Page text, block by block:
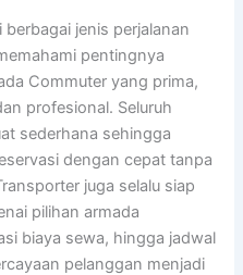
jenis perjalanan
pentingnya
Commuter yang prima,
profesional. Seluruh
sederhana sehingga
dengan cepat tanpa
juga selalu siap
pilihan armada
biaya sewa, hingga jadwal
pelanggan menjadi